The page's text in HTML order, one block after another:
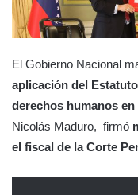
El Gobierno Nacional
aplicación del
derechos humanos en
Nicolás Maduro, firmó
el fiscal de la Corte